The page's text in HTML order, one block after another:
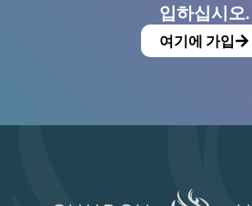
입하십시오.
여기에 가입